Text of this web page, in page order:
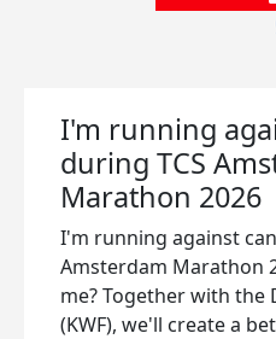
I'm running
during TCS
Marathon 2026
I'm running against
Amsterdam Marathon
me? Together with the
(KWF), we'll create a